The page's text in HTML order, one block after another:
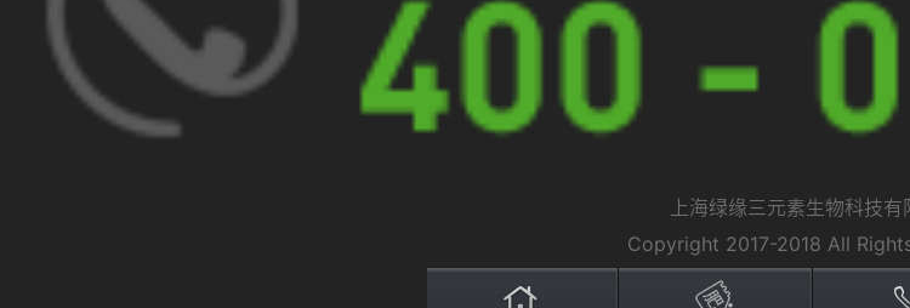
上海绿缘三元素生物科技有
Copyright 2017-2018 All